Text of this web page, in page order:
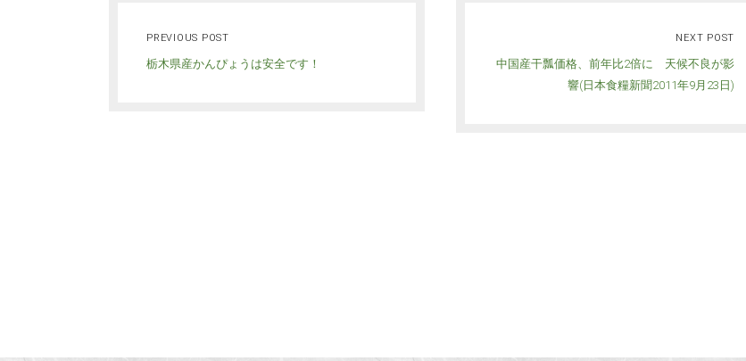
PREVIOUS POST
栃木県産かんぴょうは安全です！
NEXT POST
中国産干瓢価格、前年比2倍に 天候不良が影
響(日本食糧新聞2011年9月23日)